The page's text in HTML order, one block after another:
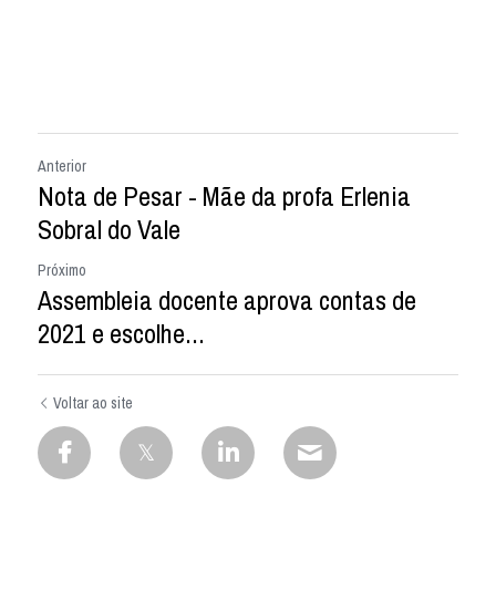
Anterior
Nota de Pesar - Mãe da profa Erlenia
Sobral do Vale
Próximo
Assembleia docente aprova contas de
2021 e escolhe...
Voltar ao site